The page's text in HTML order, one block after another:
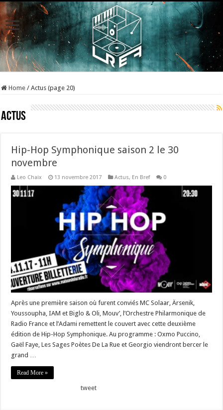
Home / Actus (page 20)
Actus
Hip-Hop Symphonique saison 2 le 30
novembre
Leo Chaix 13 novembre 2017 Actus, En Bref 0
Après une première saison où furent conviés MC Solaar, Ärsenik,
Youssoupha, IAM et Biglo & Oli, Mouv’, l’Orchestre Philarmonique de
Radio France et l’Adami remettent le couvert avec cette deuxième
édition de Hip-Hop Symphonique. Au programme : Oxmo Puccino,
Gaël Faye, Les Sages Poètes De La Rue et Georgio viendront bercer le
grand …
Read More »
tweet